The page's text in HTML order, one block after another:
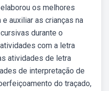
os melhores
auxiliar as crianças na
durante o
com a letra
atividades de letra
de interpretação de
do traçado,